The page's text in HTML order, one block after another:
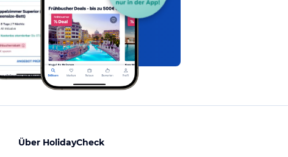
Über HolidayCheck